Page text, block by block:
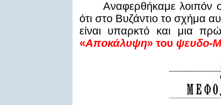
Αναφερθήκαμε λοιπόν
ότι στο Βυζάντιο το σχήμα
είναι υπαρκτό και μια
«Αποκάλυψη» του ψευδο-